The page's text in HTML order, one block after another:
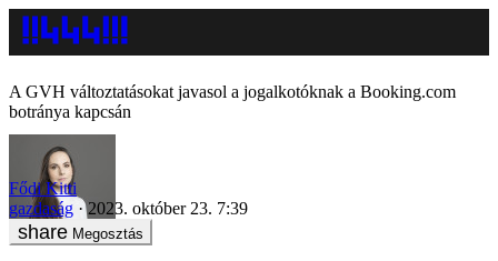
A GVH változtatásokat javasol a jogalkotóknak a Booking.com
botránya kapcsán
Fődi Kitti
gazdaság
2023. október 23. 7:39
Megosztás